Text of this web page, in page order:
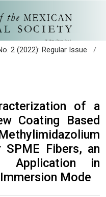
2 (2022): Regular Issue
/
of a
Coating Based
Fibers, an
Application in
Mode